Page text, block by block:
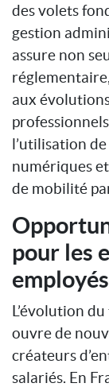
des volets
gestion
assure non
aux
l’utilisation
numériques
de mobilité
pour les
L’évolution
ouvre de
créateurs
salariés. En